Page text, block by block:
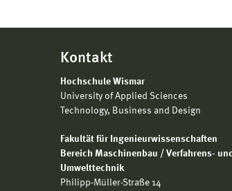
Kontakt
Hochschule Wismar
University of Applied Sciences
Technology, Business and Design
Fakultät für Ingenieurwissenschaften
Bereich Maschinenbau / Verfahrens-
Umwelttechnik
Philipp-Müller-Straße 14